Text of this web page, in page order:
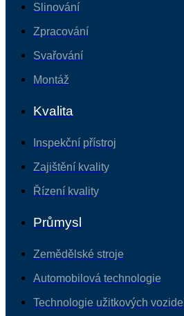
Slinování
Zpracování
Svařování
Montáž
Kvalita
Inspekční přístroj
Zajištění kvality
Řízení kvality
Průmysl
Zemědělské stroje
Automobilová technologie
Technologie užitkových vozidel